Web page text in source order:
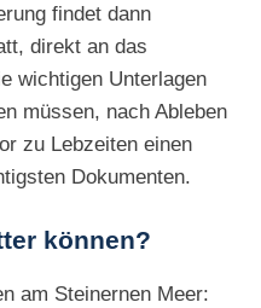
findet dann
direkt an das
wichtigen Unterlagen
müssen, nach Ableben
zu Lebzeiten einen
Dokumenten.
können?
am Steinernen Meer: